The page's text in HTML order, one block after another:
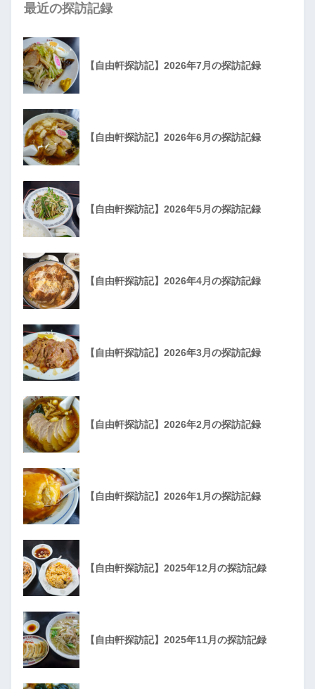
最近の探訪記録
【自由軒探訪記】2026年7月の探訪記録
【自由軒探訪記】2026年6月の探訪記録
【自由軒探訪記】2026年5月の探訪記録
【自由軒探訪記】2026年4月の探訪記録
【自由軒探訪記】2026年3月の探訪記録
【自由軒探訪記】2026年2月の探訪記録
【自由軒探訪記】2026年1月の探訪記録
【自由軒探訪記】2025年12月の探訪記録
【自由軒探訪記】2025年11月の探訪記録